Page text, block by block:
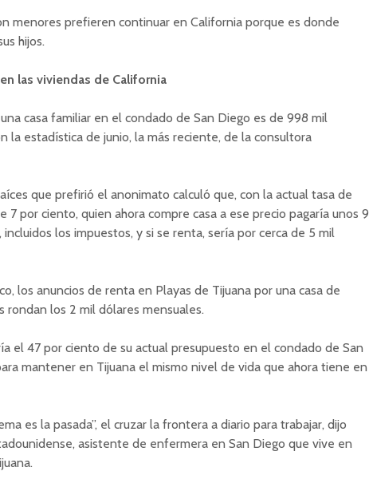
menores prefieren continuar en California porque es donde
hijos.
las viviendas de California
casa familiar en el condado de San Diego es de 998 mil
la estadística de junio, la más reciente, de la consultora
que prefirió el anonimato calculó que, con la actual tasa de
7 por ciento, quien ahora compre casa a ese precio pagaría unos 9
los impuestos, y si se renta, sería por cerca de 5 mil
los anuncios de renta en Playas de Tijuana por una casa de
rondan los 2 mil dólares mensuales.
el 47 por ciento de su actual presupuesto en el condado de San
mantener en Tijuana el mismo nivel de vida que ahora tiene en
es la pasada”, el cruzar la frontera a diario para trabajar, dijo
asistente de enfermera en San Diego que vive en